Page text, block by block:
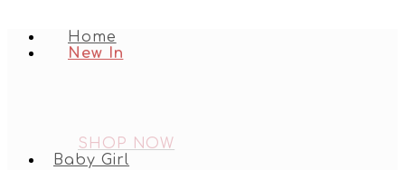
Home
New In
SHOP NOW
Baby Girl